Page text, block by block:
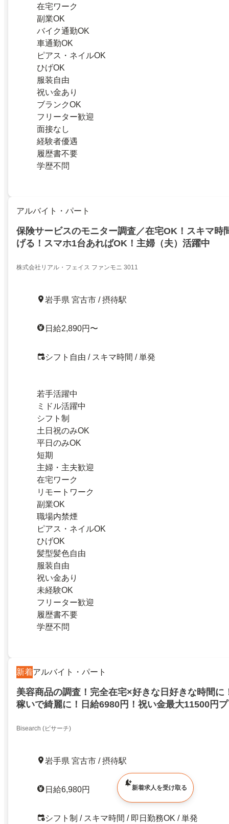
在宅ワーク
副業OK
バイク通勤OK
車通勤OK
ピアス・ネイルOK
ひげOK
服装自由
祝い金あり
ブランクOK
フリーター歓迎
面接なし
経験者優遇
履歴書不要
学歴不問
アルバイト・パート
保険サービスのモニター調査／在宅OK！スキマ時
げる！スマホ1台あればOK！主婦（夫）活躍中
株式会社リアル・フェイス ファンモニ 3011
岩手県 宮古市 / 摂待駅
日給2,890円〜
シフト自由 / スキマ時間 / 単発
若手活躍中
ミドル活躍中
シフト制
土日祝のみOK
平日のみOK
短期
主婦・主夫歓迎
在宅ワーク
リモートワーク
副業OK
職場内禁煙
ピアス・ネイルOK
ひげOK
髪型髪色自由
服装自由
祝い金あり
未経験OK
フリーター歓迎
履歴書不要
学歴不問
新着アルバイト・パート
美容商品の調査！完全在宅×好きな日好きな時間に
稼いで綺麗に！日給6980円！祝い金最大11500円
Bisearch (ビサーチ)
岩手県 宮古市 / 摂待駅
日給6,980円
シフト制 / スキマ時間 / 即日勤務OK / 単発
新着求人を受け取る